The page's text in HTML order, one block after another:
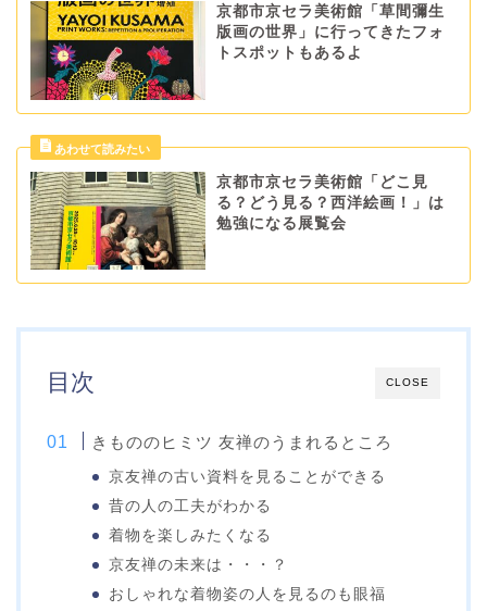
京都市京セラ美術館「草間彌生
版画の世界」に行ってきたフォ
トスポットもあるよ
京都市京セラ美術館「どこ見
る？どう見る？西洋絵画！」は
勉強になる展覧会
CLOSE
目次
きもののヒミツ 友禅のうまれるところ
京友禅の古い資料を見ることができる
昔の人の工夫がわかる
着物を楽しみたくなる
京友禅の未来は・・・？
おしゃれな着物姿の人を見るのも眼福